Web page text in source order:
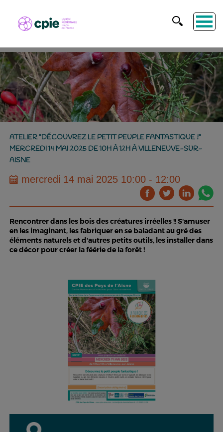
ATELIER "DÉCOUVREZ LE PETIT PEUPLE FANTASTIQUE !"
MERCREDI 14 MAI 2025 DE 10H À 12H À VILLENEUVE-SUR-
AISNE
mercredi 14 mai 2025 10:00 - 12:00
Rencontrer dans les bois des créatures irréelles !! S'amuser
en les imaginant, les fabriquer en se baladant au gré des
éléments naturels et d'autres petits outils, les installer dans
ce décor pour créer la féérie de la forêt !